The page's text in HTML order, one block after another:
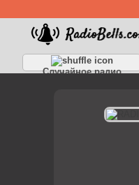
Случайное радио